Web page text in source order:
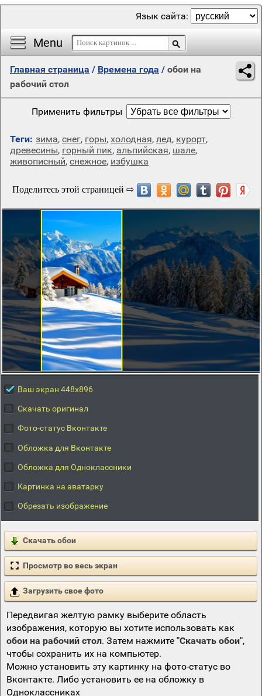
Menu
Язык сайта:
Главная страница / Времена года / обои на
рабочий стол
Применить фильтры
Теги: зима, снег, горы, холодная, лед, курорт,
древесины, горный пик, альпийская, шале,
живописный, снежное, избушка
Ваш экран 448x896
Скачать оригинал
Фото-статус Вконтакте
Обложка для Вконтакте
Обложка для Одноклассники
Картинка на аватарку
Обрезать изображение
Скачать обои
Просмотр во весь экран
Загрузить свое фото
Передвигая желтую рамку выберите область
изображения, которую вы хотите использовать как
обои на рабочий стол. Затем нажмите "Скачать обои",
чтобы сохранить их на компьютер.
Можно установить эту картинку на фото-статус во
Вконтакте. Либо установить ее на обложку в
Одноклассниках